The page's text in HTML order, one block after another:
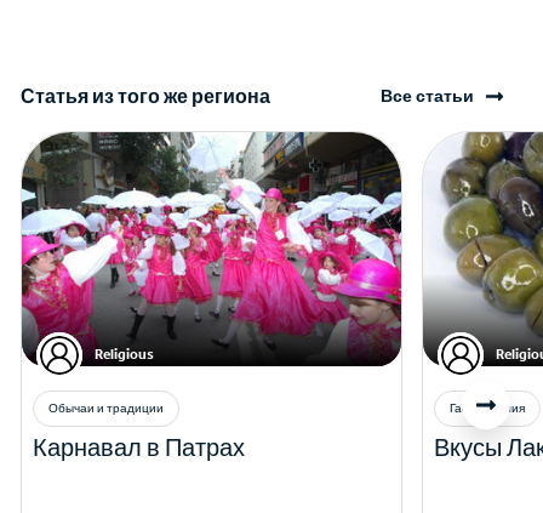
Статья из того же региона Все статьи
Religious
Обычаи и традиции
Карнавал в Патрах
Гастрономия
Вкусы